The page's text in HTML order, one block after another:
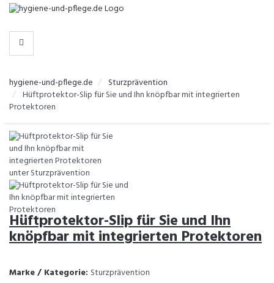
-
KATEGORIEN
hygiene-und-pflege.de
Sturzprävention
Hüftprotektor-Slip für Sie und Ihn knöpfbar mit integrierten
Protektoren
Hüftprotektor-Slip für Sie und Ihn
knöpfbar mit integrierten Protektoren
Marke / Kategorie: Sturzprävention